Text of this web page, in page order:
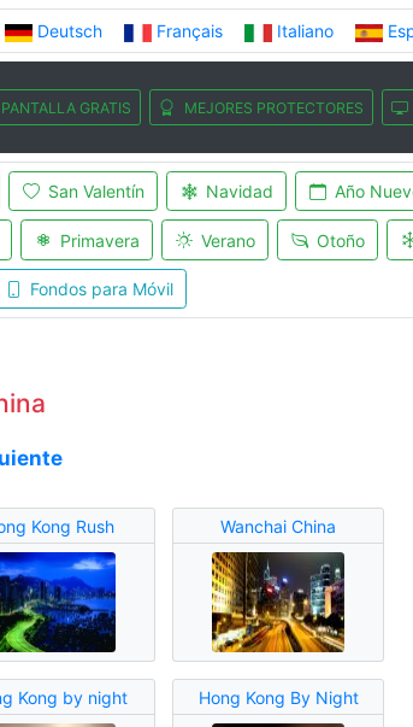
Deutsch Français Italiano
GRATIS MEJORES PROTECTORES
San Valentín Navidad Año
Primavera Verano Otoño
Fondos para Móvil
Kong Rush Wanchai China
Kong by night Hong Kong By Night